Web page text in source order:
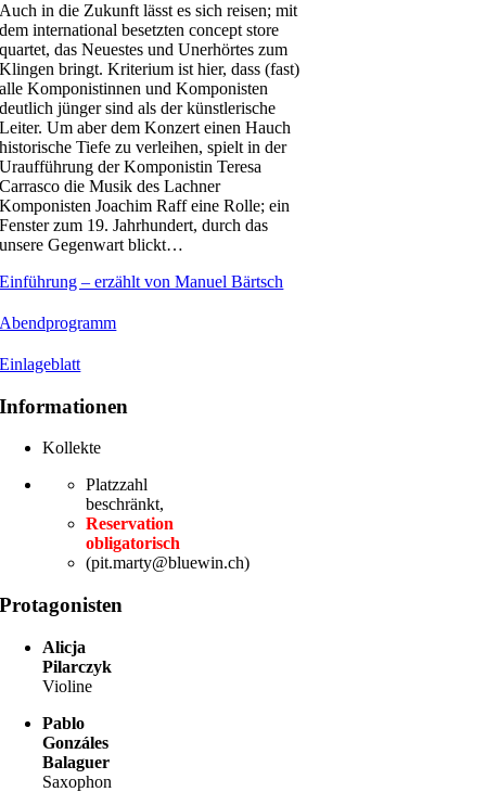
Auch in die Zukunft lässt es sich reisen; mit
dem international besetzten concept store
quartet, das Neuestes und Unerhörtes zum
Klingen bringt. Kriterium ist hier, dass (fast)
alle Komponistinnen und Komponisten
deutlich jünger sind als der künstlerische
Leiter. Um aber dem Konzert einen Hauch
historische Tiefe zu verleihen, spielt in der
Uraufführung der Komponistin Teresa
Carrasco die Musik des Lachner
Komponisten Joachim Raff eine Rolle; ein
Fenster zum 19. Jahrhundert, durch das
unsere Gegenwart blickt…
Einführung – erzählt von Manuel Bärtsch
Abendprogramm
Einlageblatt
Informationen
Kollekte
Platzzahl
beschränkt,
Reservation
obligatorisch
(pit.marty@bluewin.ch)
Protagonisten
Alicja
Pilarczyk
Violine
Pablo
Gonzáles
Balaguer
Saxophon